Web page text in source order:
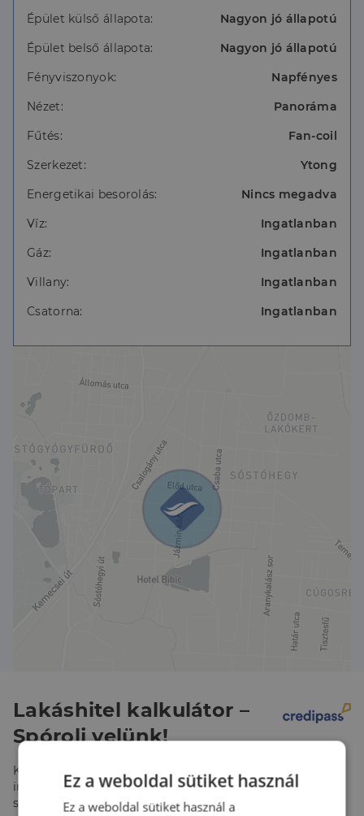
- gyönyörű , minőségi burkolatok
Mindez Sóstóhegy csendes részén, csodálatos
környezetben, klasszikus, elegáns stílusban!
Kizárólag komoly érdeklődők hívását várom!
szolgáltatásunk díjmentes!
Épület külső állapota:
Nagyon jó állapotú
Épület belső állapota:
Nagyon jó állapotú
Fényviszonyok:
Napfényes
Nézet:
Panoráma
Fűtés:
Fan-coil
Szerkezet:
Ytong
Energetikai besorolás:
Nincs megadva
Víz:
Ingatlanban
Gáz:
Ingatlanban
Villany:
Ingatlanban
Csatorna:
Ingatlanban
Lakáshitel kalkulátor –
Spórolj velünk!
Kalkulálj most, és keresd pénzügyi szakértőinket, akik
ingyenes tanácsadással segítenek megtalálni a
számodra legjobb megoldást!
Ez a weboldal sütiket használ
Ez a weboldal sütiket használ a